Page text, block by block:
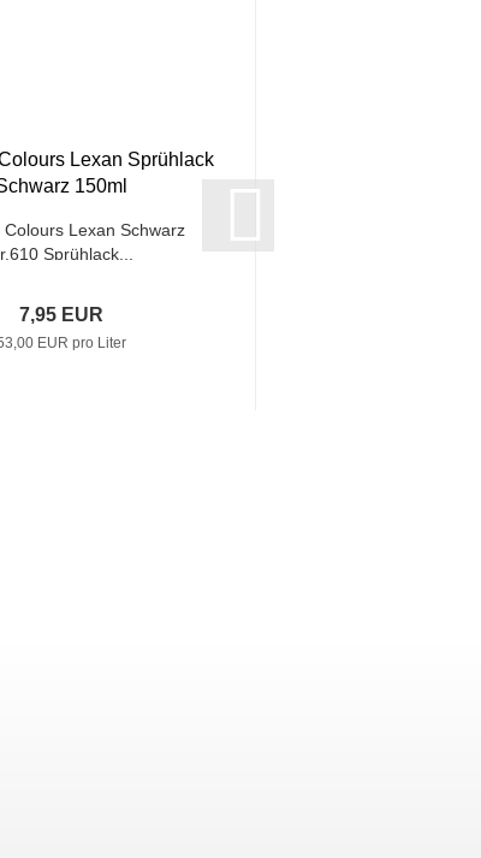
Colours Lexan Schwarz
Sprühlack...
7,95 EUR
EUR pro Liter